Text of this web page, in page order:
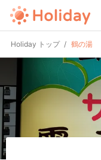
Holiday トップ 鶴の湯